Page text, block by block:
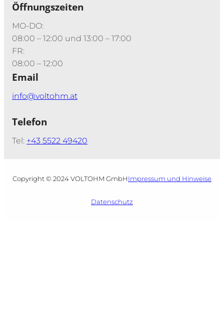
Öffnungszeiten
MO-DO:
08:00 – 12:00 und 13:00 – 17:00
FR:
08:00 – 12:00
Email
info@voltohm.at
Telefon
Tel: +43 5522 49420
Copyright © 2024 VOLTOHM GmbHImpressum und Hinweise
Datenschutz